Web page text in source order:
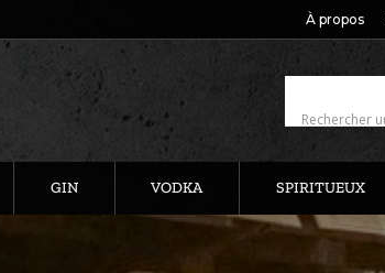
À propos
GIN VODKA SPIRITUEUX